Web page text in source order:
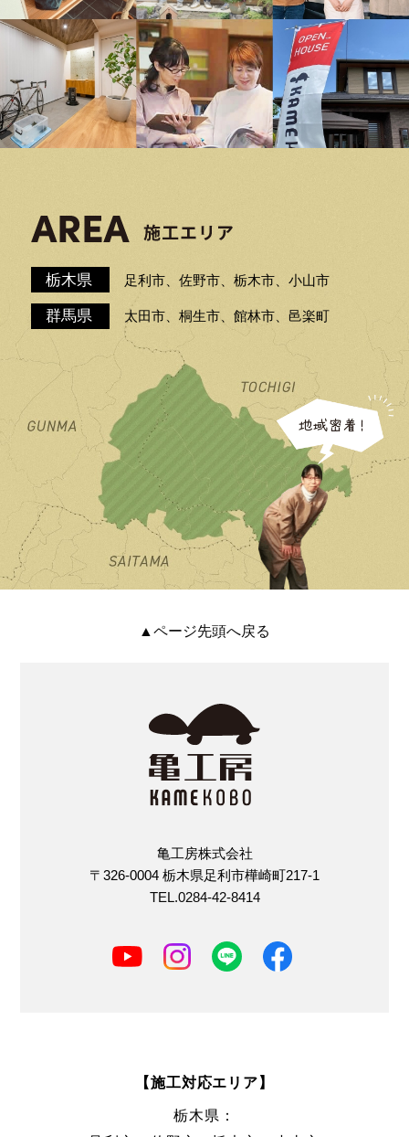
栃木県 足利市、佐野市、栃木市、小山市
群馬県 太田市、桐生市、館林市、邑楽町
▲ページ先頭へ戻る
亀工房株式会社
〒326-0004 栃木県足利市樺崎町217-1
TEL.0284-42-8414
【施工対応エリア】
栃木県：